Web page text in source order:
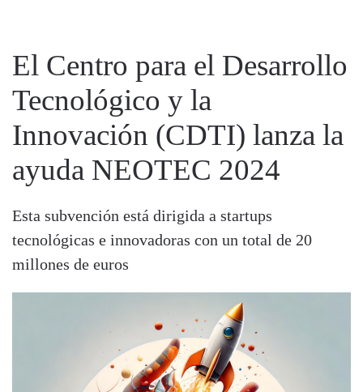
El Centro para el Desarrollo
Tecnológico y la
Innovación (CDTI) lanza la
ayuda NEOTEC 2024
Esta subvención está dirigida a startups
tecnológicas e innovadoras con un total de 20
millones de euros